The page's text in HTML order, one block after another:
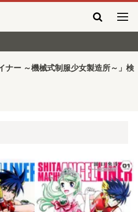
ナー ～機械式制服少女製造所～」検